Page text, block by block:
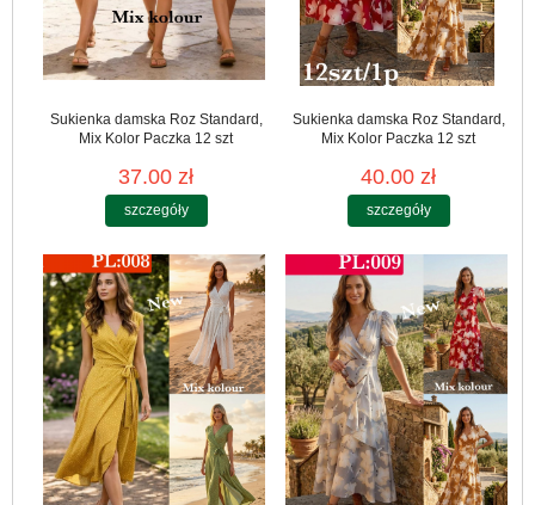
Sukienka damska Roz Standard,
Mix Kolor Paczka 12 szt
37.00 zł
szczegóły
Sukienka damska Roz Standard,
Mix Kolor Paczka 12 szt
40.00 zł
szczegóły